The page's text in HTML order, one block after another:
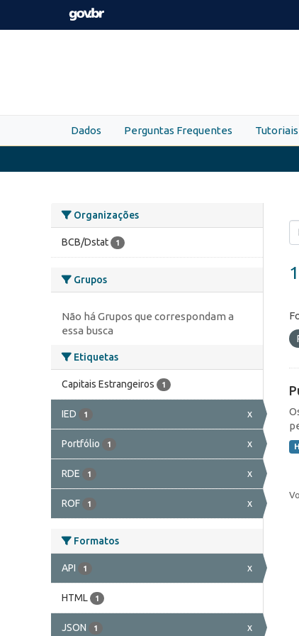
Skip to main content
Dados Perguntas Frequentes Tutoriais
Organizações
BCB/Dstat 1
Grupos
Não há Grupos que correspondam a
essa busca
Etiquetas
Capitais Estrangeiros 1
IED 1 x
Portfólio 1 x
RDE 1 x
ROF 1 x
Formatos
API 1 x
HTML 1
JSON 1 x